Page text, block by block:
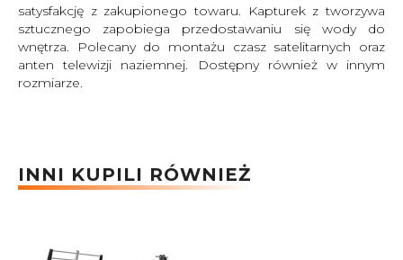
satysfakcję z zakupionego towaru. Kapturek z tworzywa
sztucznego zapobiega przedostawaniu się wody do
wnętrza. Polecany do montażu czasz satelitarnych oraz
anten telewizji naziemnej. Dostępny również w innym
rozmiarze.
INNI KUPILI RÓWNIEŻ